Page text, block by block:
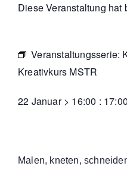
Diese Veranstaltung hat
Veranstaltungsserie:
Kreativkurs MSTR
22 Januar > 16:00 : 17:00
Malen, kneten,